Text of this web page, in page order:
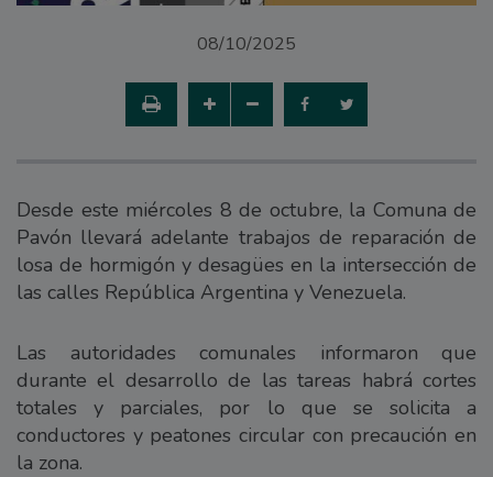
08/10/2025
Desde este miércoles 8 de octubre, la Comuna de
Pavón llevará adelante trabajos de reparación de
losa de hormigón y desagües en la intersección de
las calles República Argentina y Venezuela.
Las autoridades comunales informaron que
durante el desarrollo de las tareas habrá cortes
totales y parciales, por lo que se solicita a
conductores y peatones circular con precaución en
la zona.